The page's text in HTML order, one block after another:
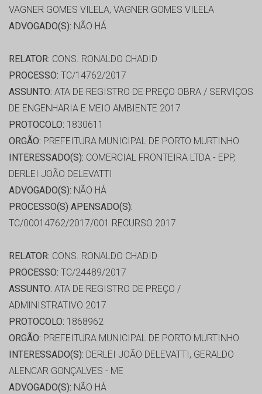
VAGNER GOMES VILELA, VAGNER GOMES VILELA
ADVOGADO(S): NÃO HÁ
RELATOR: CONS. RONALDO CHADID
PROCESSO: TC/14762/2017
ASSUNTO: ATA DE REGISTRO DE PREÇO OBRA / SERVIÇOS
DE ENGENHARIA E MEIO AMBIENTE 2017
PROTOCOLO: 1830611
ORGÃO: PREFEITURA MUNICIPAL DE PORTO MURTINHO
INTERESSADO(S): COMERCIAL FRONTEIRA LTDA - EPP,
DERLEI JOÃO DELEVATTI
ADVOGADO(S): NÃO HÁ
PROCESSO(S) APENSADO(S):
TC/00014762/2017/001 RECURSO 2017
RELATOR: CONS. RONALDO CHADID
PROCESSO: TC/24489/2017
ASSUNTO: ATA DE REGISTRO DE PREÇO /
ADMINISTRATIVO 2017
PROTOCOLO: 1868962
ORGÃO: PREFEITURA MUNICIPAL DE PORTO MURTINHO
INTERESSADO(S): DERLEI JOÃO DELEVATTI, GERALDO
ALENCAR GONÇALVES - ME
ADVOGADO(S): NÃO HÁ